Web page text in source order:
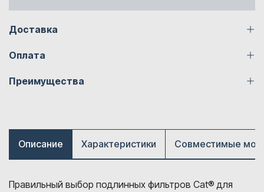
Доставка
Оплата
Преимущества
Описание Характеристики Совместимые
Правильный выбор подлинных фильтров Cat® для